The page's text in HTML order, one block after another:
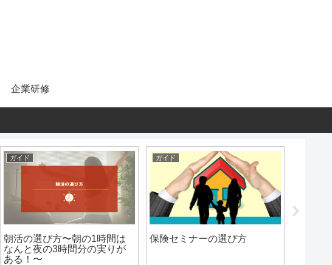
企業研修
ガイド
朝活の選び方〜朝の1時間は
なんと夜の3時間分の実りが
ある！〜
ガイド
保険セミナーの選び方